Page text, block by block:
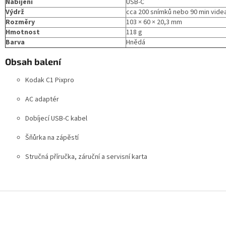
Výdrž
cca 200 snímků nebo 90 min
Rozměry
103 × 60 × 20,3 mm
Hmotnost
118 g
Barva
Hnědá
Obsah balení
Kodak C1 Pixpro
AC adaptér
Dobíjecí USB-C kabel
Šňůrka na zápěstí
Stručná příručka, záruční a servisní karta